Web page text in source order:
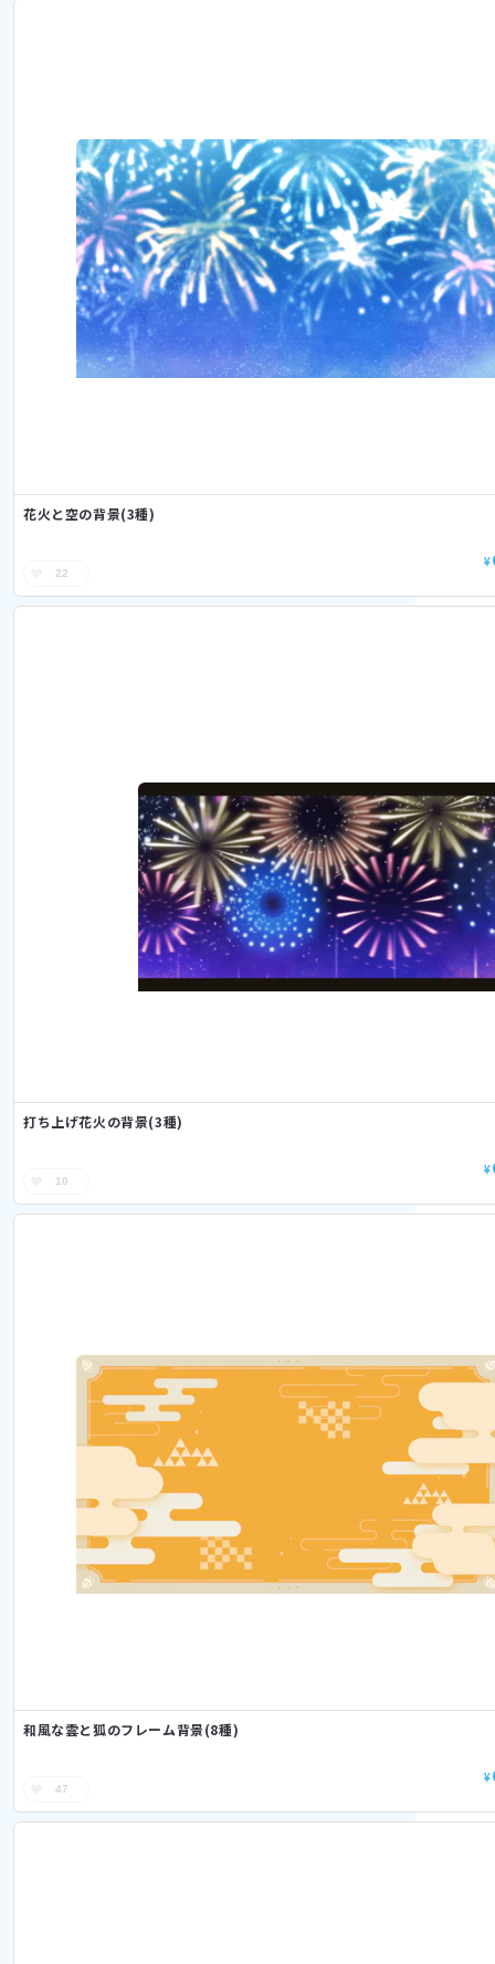
花火と空の背景(3種)
22
¥
打ち上げ花火の背景(3種)
10
¥
和風な雲と狐のフレーム背景(8種)
47
¥